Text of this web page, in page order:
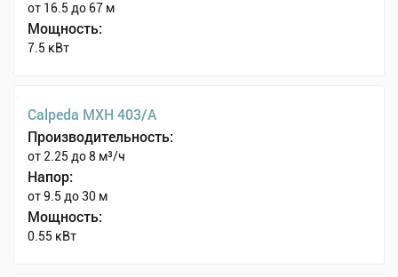
от 16.5 до 67 м
Мощность:
7.5 кВт
Calpeda MXH 403/A
Производительность:
от 2.25 до 8 м³/ч
Напор:
от 9.5 до 30 м
Мощность:
0.55 кВт